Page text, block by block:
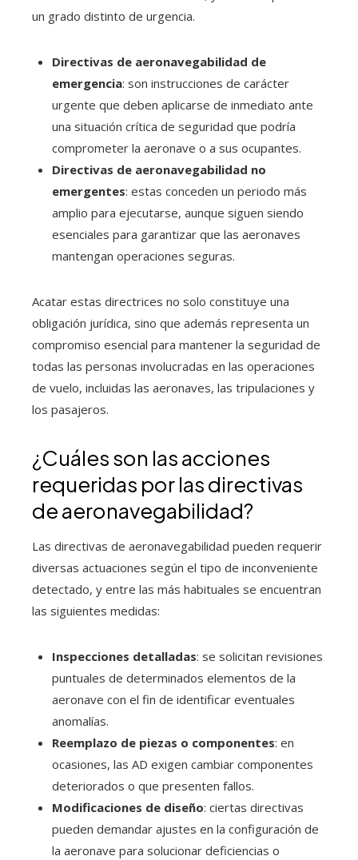
un grado distinto de urgencia.
Directivas de aeronavegabilidad de
emergencia: son instrucciones de carácter
urgente que deben aplicarse de inmediato ante
una situación crítica de seguridad que podría
comprometer la aeronave o a sus ocupantes.
Directivas de aeronavegabilidad no
emergentes: estas conceden un periodo más
amplio para ejecutarse, aunque siguen siendo
esenciales para garantizar que las aeronaves
mantengan operaciones seguras.
Acatar estas directrices no solo constituye una
obligación jurídica, sino que además representa un
compromiso esencial para mantener la seguridad de
todas las personas involucradas en las operaciones
de vuelo, incluidas las aeronaves, las tripulaciones y
los pasajeros.
¿Cuáles son las acciones
requeridas por las directivas
de aeronavegabilidad?
Las directivas de aeronavegabilidad pueden requerir
diversas actuaciones según el tipo de inconveniente
detectado, y entre las más habituales se encuentran
las siguientes medidas:
Inspecciones detalladas: se solicitan revisiones
puntuales de determinados elementos de la
aeronave con el fin de identificar eventuales
anomalías.
Reemplazo de piezas o componentes: en
ocasiones, las AD exigen cambiar componentes
deteriorados o que presenten fallos.
Modificaciones de diseño: ciertas directivas
pueden demandar ajustes en la configuración de
la aeronave para solucionar deficiencias o